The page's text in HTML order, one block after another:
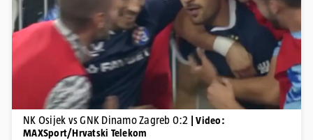
Pokretanje videa...
NK Osijek vs GNK Dinamo Zagreb 0:2
| Video:
MAXSport/Hrvatski Telekom